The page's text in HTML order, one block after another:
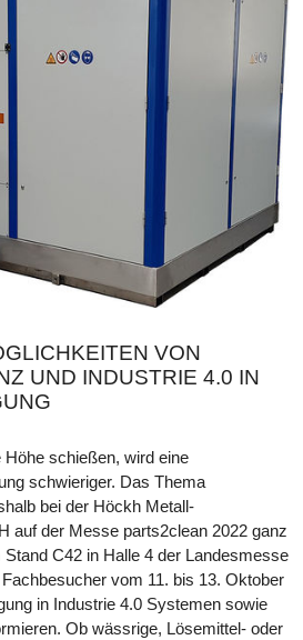
VON
UND INDUSTRIE 4.0 IN
schießen, wird eine
schwieriger. Das Thema
bei der Höckh Metall-
auf der Messe parts2clean 2022 ganz
Stand C42 in Halle 4 der Landesmesse
vom 11. bis 13. Oktober
in Industrie 4.0 Systemen sowie
Ob wässrige, Lösemittel- oder